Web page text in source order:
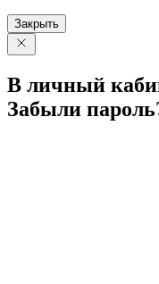
Закрыть
В личный
Забыли